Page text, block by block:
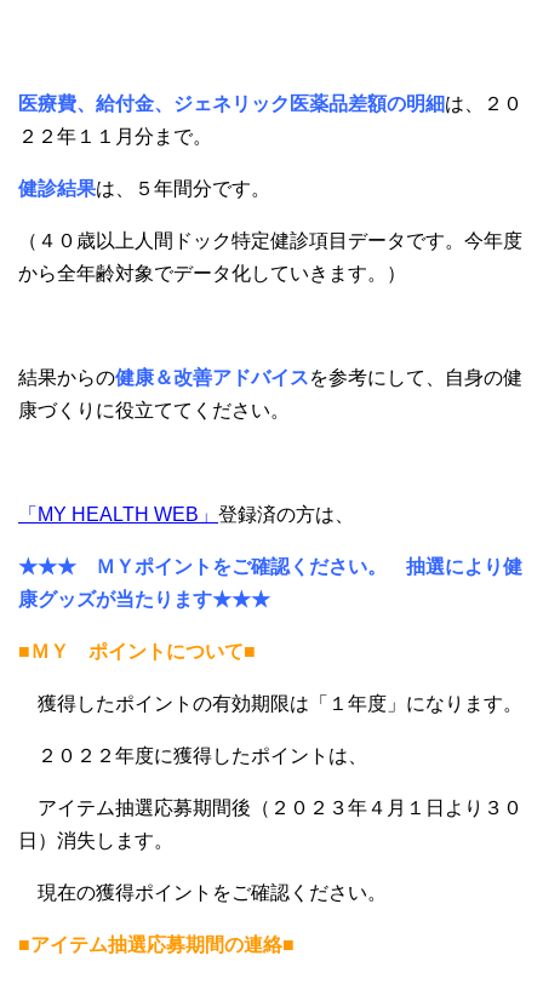
医療費、給付金、ジェネリック医薬品差額の明細は、２０
２２年１１月分まで。
健診結果は、５年間分です。
（４０歳以上人間ドック特定健診項目データです。今年度
から全年齢対象でデータ化していきます。）
結果からの健康＆改善アドバイスを参考にして、自身の健
康づくりに役立ててください。
「MY HEALTH WEB」 登録済の方は、
★★★ ＭＹポイントをご確認ください。 抽選により健
康グッズが当たります★★★
■ＭＹ ポイントについて■
獲得したポイントの有効期限は「１年度」になります。
２０２２年度に獲得したポイントは、
アイテム抽選応募期間後（２０２３年４月１日より３０
日）消失します。
現在の獲得ポイントをご確認ください。
■アイテム抽選応募期間の連絡■